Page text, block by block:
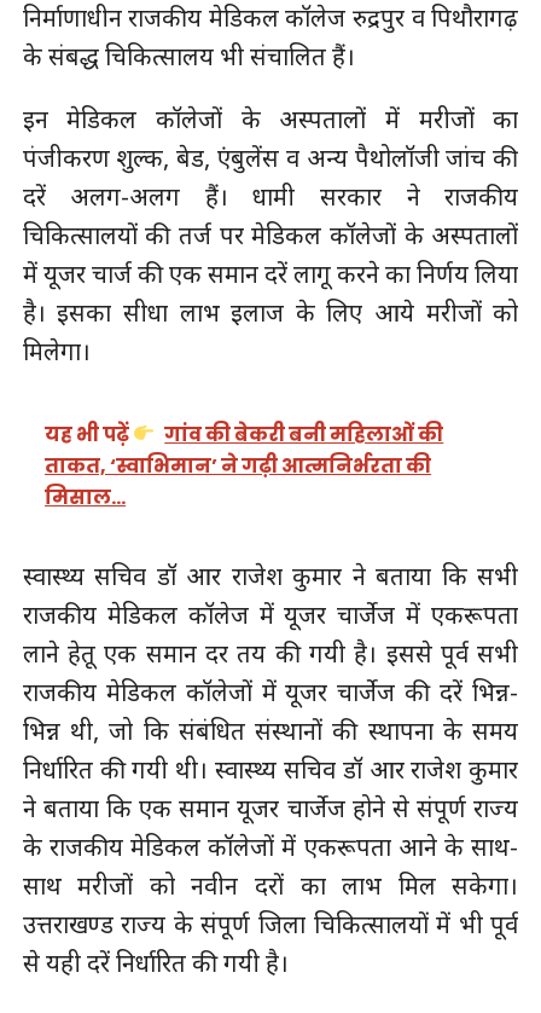
निर्माणाधीन राजकीय मेडिकल कॉलेज रुद्रपुर व पिथौरागढ़
के संबद्ध चिकित्सालय भी संचालित हैं।
इन मेडिकल कॉलेजों के अस्पतालों में मरीजों का
पंजीकरण शुल्क, बेड, एंबुलेंस व अन्य पैथोलॉजी जांच की
दरें अलग-अलग हैं। धामी सरकार ने राजकीय
चिकित्सालयों की तर्ज पर मेडिकल कॉलेजों के अस्पतालों
में यूजर चार्ज की एक समान दरें लागू करने का निर्णय लिया
है। इसका सीधा लाभ इलाज के लिए आये मरीजों को
मिलेगा।
यह भी पढ़ें
गांव की बेकरी बनी महिलाओं की
ताकत, ‘स्वाभिमान’ ने गढ़ी आत्मनिर्भरता की
मिसाल…
स्वास्थ्य सचिव डॉ आर राजेश कुमार ने बताया कि सभी
राजकीय मेडिकल कॉलेज में यूजर चार्जेज में एकरूपता
लाने हेतू एक समान दर तय की गयी है। इससे पूर्व सभी
राजकीय मेडिकल कॉलेजों में यूजर चार्जेज की दरें भिन्न-
भिन्न थी, जो कि संबंधित संस्थानों की स्थापना के समय
निर्धारित की गयी थी। स्वास्थ्य सचिव डॉ आर राजेश कुमार
ने बताया कि एक समान यूजर चार्जेज होने से संपूर्ण राज्य
के राजकीय मेडिकल कॉलेजों में एकरूपता आने के साथ-
साथ मरीजों को नवीन दरों का लाभ मिल सकेगा।
उत्तराखण्ड राज्य के संपूर्ण जिला चिकित्सालयों में भी पूर्व
से यही दरें निर्धारित की गयी है।